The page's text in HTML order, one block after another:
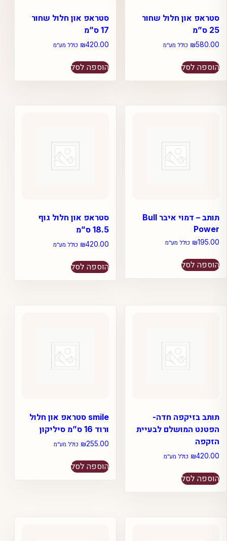
סטראפ און חלול שחור
17 ס”מ
₪420.00 כולל מע״מ
הוספה לסל
סטראפ און חלול שחור
25 ס”מ
₪580.00 כולל מע״מ
הוספה לסל
סטראפ און חלול גוף
18.5 ס”מ
₪420.00 כולל מע״מ
הוספה לסל
תותב – דמוי איבר Bull
Power
₪195.00 כולל מע״מ
הוספה לסל
smile סטראפ און חלול
ורוד 16 ס”מ סיליקון
₪255.00 כולל מע״מ
הוספה לסל
תותב בזיקפה חדה-
הפטנט המושלם לבעיית
הזקפה
₪420.00 כולל מע״מ
הוספה לסל